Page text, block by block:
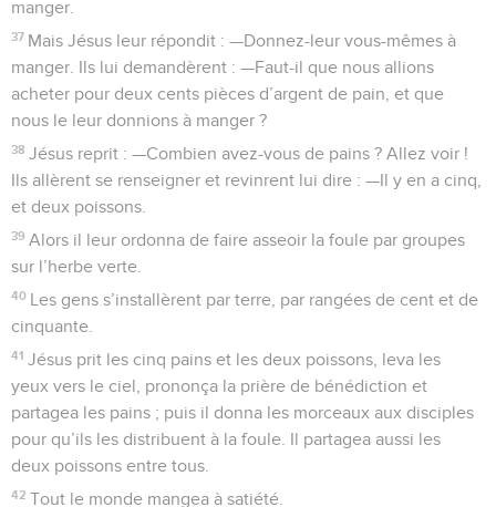
manger.
37 Mais Jésus leur répondit : —Donnez-leur vous-mêmes à
manger. Ils lui demandèrent : —Faut-il que nous allions
acheter pour deux cents pièces d’argent de pain, et que
nous le leur donnions à manger ?
38 Jésus reprit : —Combien avez-vous de pains ? Allez voir !
Ils allèrent se renseigner et revinrent lui dire : —Il y en a cinq,
et deux poissons.
39 Alors il leur ordonna de faire asseoir la foule par groupes
sur l’herbe verte.
40 Les gens s’installèrent par terre, par rangées de cent et de
cinquante.
41 Jésus prit les cinq pains et les deux poissons, leva les
yeux vers le ciel, prononça la prière de bénédiction et
partagea les pains ; puis il donna les morceaux aux disciples
pour qu’ils les distribuent à la foule. Il partagea aussi les
deux poissons entre tous.
42 Tout le monde mangea à satiété.